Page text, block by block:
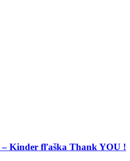
Kinder fľaška Thank YOU !